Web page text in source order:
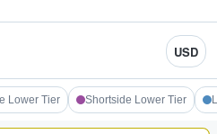
USD
Lower Tier Shortside Lower Tier